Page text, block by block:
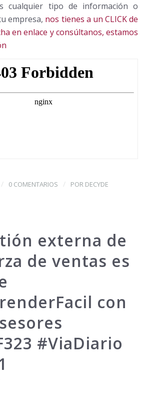
cualquier tipo de información o
empresa, nos tienes a un CLICK de
en enlace y consúltanos, estamos
/ 0 COMENTARIOS / POR DECYDE
externa de
de ventas es
con
#ViaDiario